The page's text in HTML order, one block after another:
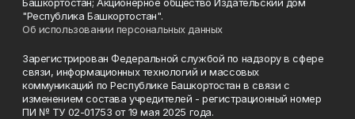
"Республика Башкортостан".
Об использовании персональных данных
Зарегистрирован Федеральной службой по надзору в сфере
связи, информационных технологий и массовых
коммуникаций по Республике Башкортостан в связи с
изменением состава учредителей - регистрационный номер
ПИ № ТУ 02-01753 от 19 мая 2025 года.